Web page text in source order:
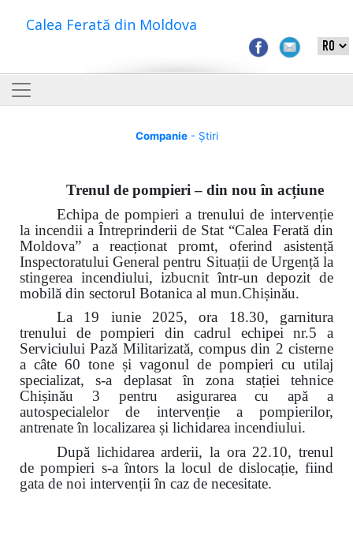
Calea Ferată din Moldova
Companie- Știri
Trenul de pompieri – din nou în acțiune
Echipa de pompieri a trenului de intervenție
la incendii a Întreprinderii de Stat “Calea Ferată din
Moldova” a reacționat promt, oferind asistență
Inspectoratului General pentru Situații de Urgență la
stingerea incendiului, izbucnit într-un depozit de
mobilă din sectorul Botanica al mun.Chișinău.
La 19 iunie 2025, ora 18.30, garnitura
trenului de pompieri din cadrul echipei nr.5 a
Serviciului Pază Militarizată, compus din 2 cisterne
a câte 60 tone și vagonul de pompieri cu utilaj
specializat, s-a deplasat în zona stației tehnice
Chișinău 3 pentru asigurarea cu apă a
autospecialelor de intervenție a pompierilor,
antrenate în localizarea și lichidarea incendiului.
După lichidarea arderii, la ora 22.10, trenul
de pompieri s-a întors la locul de dislocație, fiind
gata de noi intervenții în caz de necesitate.